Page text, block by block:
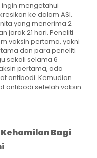
mengetahui
ke dalam ASI.
yang menerima 2
jarak 21 hari. Peneliti
vaksin pertama, yakni
dan para peneliti
sekali selama 6
pertama, ada
antibodi. Kemudian
antibodi setelah vaksin
Bagi